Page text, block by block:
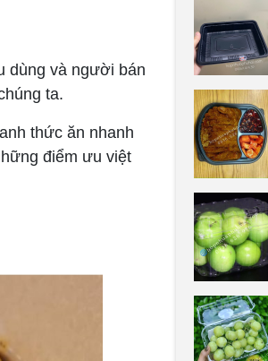
dùng và người bán
ta.
thức ăn nhanh
điểm ưu việt